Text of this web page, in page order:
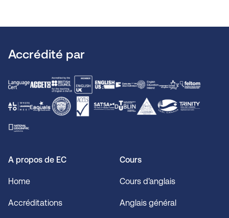
Accrédité par
A propos de EC
Home
Accréditations
Cours
Cours d’anglais
Anglais général